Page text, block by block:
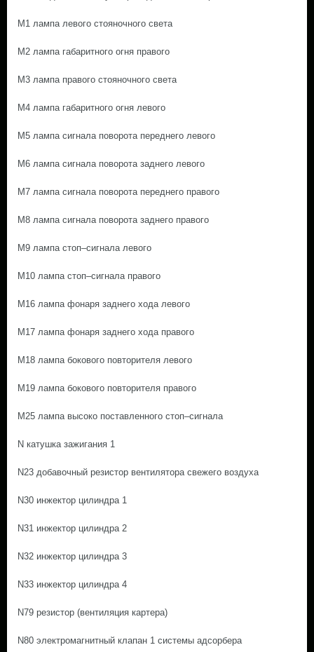
M1 лампа левого стояночного света
M2 лампа габаритного огня правого
M3 лампа правого стояночного света
M4 лампа габаритного огня левого
M5 лампа сигнала поворота переднего левого
M6 лампа сигнала поворота заднего левого
M7 лампа сигнала поворота переднего правого
M8 лампа сигнала поворота заднего правого
M9 лампа стоп–сигнала левого
M10 лампа стоп–сигнала правого
M16 лампа фонаря заднего хода левого
M17 лампа фонаря заднего хода правого
M18 лампа бокового повторителя левого
M19 лампа бокового повторителя правого
M25 лампа высоко поставленного стоп–сигнала
N катушка зажигания 1
N23 добавочный резистор вентилятора свежего воздуха
N30 инжектор цилиндра 1
N31 инжектор цилиндра 2
N32 инжектор цилиндра 3
N33 инжектор цилиндра 4
N79 резистор (вентиляция картера)
N80 электромагнитный клапан 1 системы адсорбера